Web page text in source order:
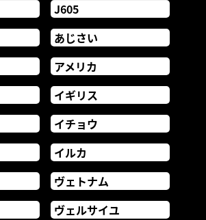
J605
あじさい
アメリカ
イギリス
イチョウ
イルカ
ヴェトナム
ヴェルサイユ